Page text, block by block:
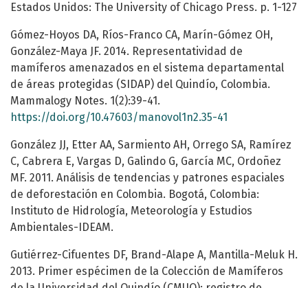
Estados Unidos: The University of Chicago Press. p. 1-127
Gómez-Hoyos DA, Ríos-Franco CA, Marín-Gómez OH,
González-Maya JF. 2014. Representatividad de
mamíferos amenazados en el sistema departamental
de áreas protegidas (SIDAP) del Quindío, Colombia.
Mammalogy Notes. 1(2):39-41.
https://doi.org/10.47603/manovol1n2.35-41
González JJ, Etter AA, Sarmiento AH, Orrego SA, Ramírez
C, Cabrera E, Vargas D, Galindo G, García MC, Ordoñez
MF. 2011. Análisis de tendencias y patrones espaciales
de deforestación en Colombia. Bogotá, Colombia:
Instituto de Hidrología, Meteorología y Estudios
Ambientales-IDEAM.
Gutiérrez-Cifuentes DF, Brand-Alape A, Mantilla-Meluk H.
2013. Primer espécimen de la Colección de Mamíferos